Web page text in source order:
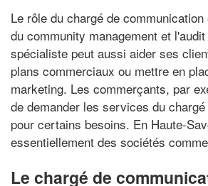
Le rôle du chargé de
du community management et
spécialiste peut aussi aider ses
plans commerciaux ou mettre en
marketing. Les commerçants, par
de demander les services du
pour certains besoins. En Haute-
essentiellement des sociétés
Le chargé de